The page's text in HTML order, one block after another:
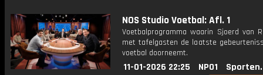
NOS Studio Voetbal: Afl. 1
Voetbalprogramma waarin Sjoerd van
met tafelgasten de laatste
voetbal doorneemt.
11-01-2026 22:25 NPO1